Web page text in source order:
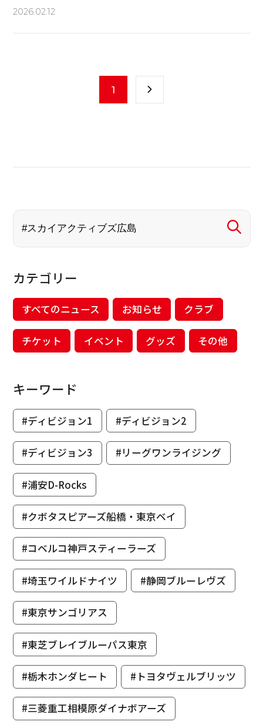
2026.02.12
1
カテゴリー
すべてのニュース お知らせ クラブ
チケット イベント グッズ その他
キーワード
#ディビジョン1 #ディビジョン2
#ディビジョン3 #リーグワンライジング
#浦安D-Rocks
#クボタスピアーズ船橋・東京ベイ
#コベルコ神戸スティーラーズ
#埼玉ワイルドナイツ #静岡ブルーレヴズ
#東京サンゴリアス
#東芝ブレイブルーパス東京
#栃木ホンダヒート #トヨタヴェルブリッツ
#三菱重工相模原ダイナボアーズ